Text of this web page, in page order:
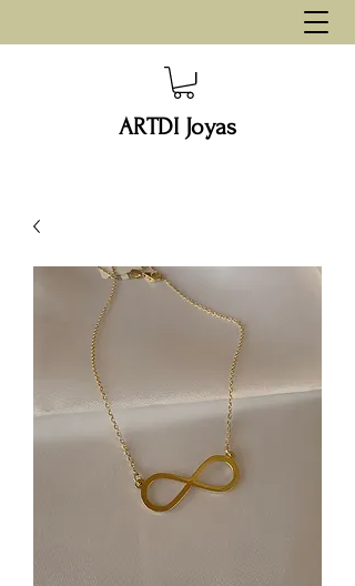
ARTDI Joyas